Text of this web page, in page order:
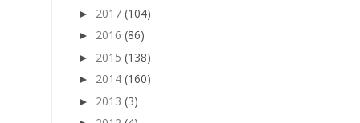
► 2017 (104)
► 2016 (86)
► 2015 (138)
► 2014 (160)
► 2013 (3)